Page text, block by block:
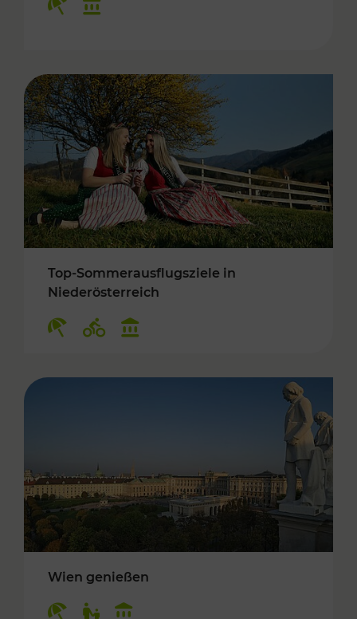
Top-Sommerausflugsziele in
Niederösterreich
Wien genießen